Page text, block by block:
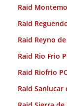
Raid
Raid
Raid Reyno
Raid Rio Frio
Raid Riofrio
Raid Sanlucar